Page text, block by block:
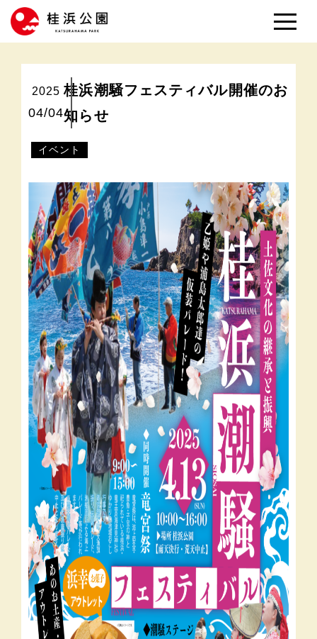
2025
04/04
桂浜潮騒フェスティバル開催のお
知らせ
イベント